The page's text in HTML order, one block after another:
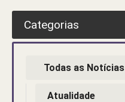
Categorias
Todas as Notícias
Atualidade